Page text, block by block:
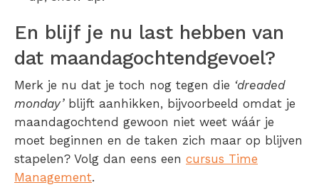
En blijf je nu last hebben van
dat maandagochtendgevoel?
Merk je nu dat je toch nog tegen die ‘dreaded
monday’blijft aanhikken, bijvoorbeeld omdat je
maandagochtend gewoon niet weet wáár je
moet beginnen en de taken zich maar op blijven
stapelen? Volg dan eens een cursus Time
Management.